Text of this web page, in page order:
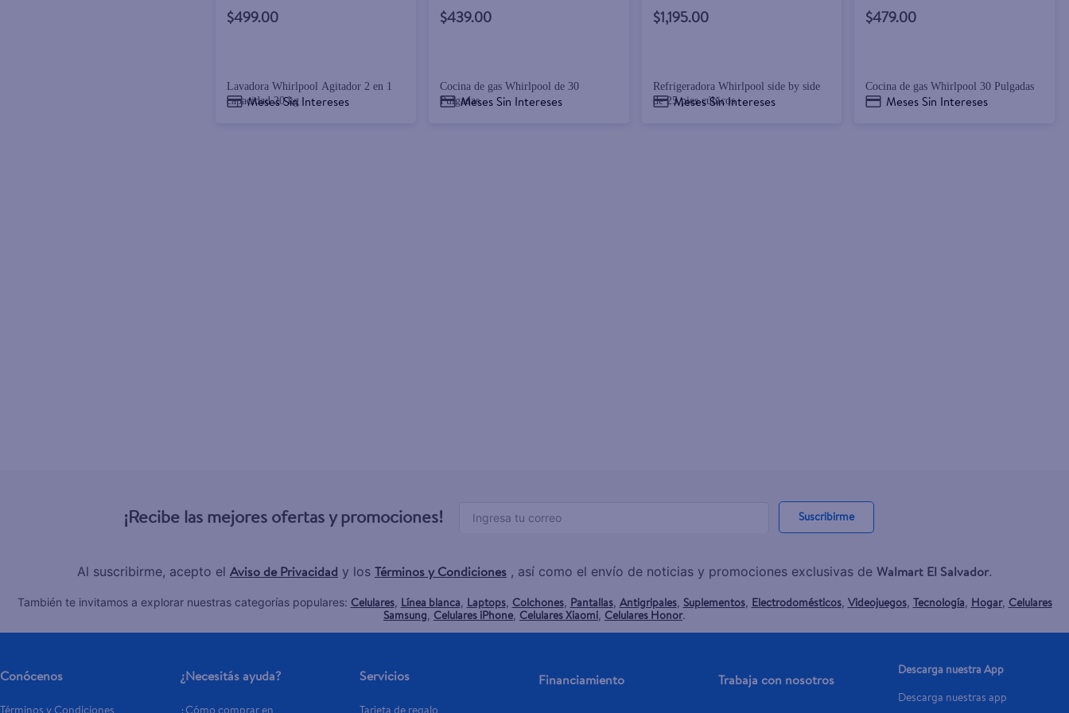
$499.00
Lavadora Whirlpool Agitador 2 en 1
capacidad 20 kg
Meses Sin Intereses
$439.00
Cocina de gas Whirlpool de 30
PulgadasMeses Sin Intereses
$1,195.00
Refrigeradora Whirlpool side by side
de 25 pies cúbicos
Meses Sin Intereses
$479.00
Cocina de gas Whirlpool 30 Pulgadas
Meses Sin Intereses
¡Recibe las mejores ofertas y promociones! Suscribirme
Al suscribirme, acepto el Aviso de Privacidad y los Términos y Condiciones , así como el envío de noticias y promociones exclusivas de Walmart El Salvador.
También te invitamos a explorar nuestras categorías populares: Celulares, Línea blanca, Laptops, Colchones, Pantallas, Antigripales, Suplementos, Electrodomésticos, Videojuegos, Tecnología, Hogar, Celulares
Samsung, Celulares iPhone, Celulares Xiaomi, Celulares Honor.
Conócenos ¿Necesitás ayuda? Servicios Financiamiento Trabaja con nosotros
Descarga nuestra App
Descarga nuestras app